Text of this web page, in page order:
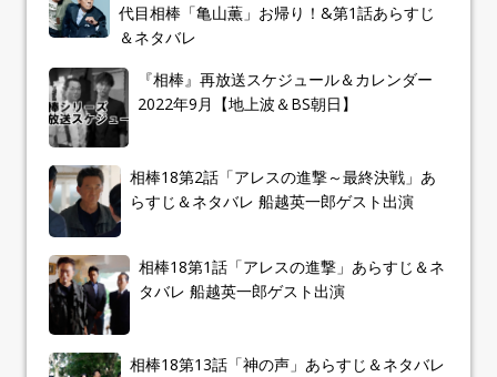
代目相棒「亀山薫」お帰り！&第1話あらすじ
＆ネタバレ
『相棒』再放送スケジュール＆カレンダー
2022年9月【地上波＆BS朝日】
相棒18第2話「アレスの進撃～最終決戦」あ
らすじ＆ネタバレ 船越英一郎ゲスト出演
相棒18第1話「アレスの進撃」あらすじ＆ネ
タバレ 船越英一郎ゲスト出演
相棒18第13話「神の声」あらすじ＆ネタバレ